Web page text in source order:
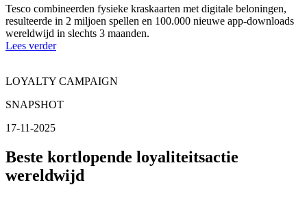
Tesco combineerden fysieke kraskaarten met digitale beloningen,
resulteerde in 2 miljoen spellen en 100.000 nieuwe app-downloads
wereldwijd in slechts 3 maanden.
Lees verder
LOYALTY CAMPAIGN
SNAPSHOT
17-11-2025
Beste kortlopende loyaliteitsactie
wereldwijd